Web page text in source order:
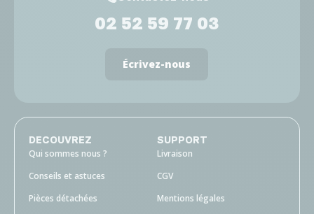
02 52 59 77 03
Écrivez-nous
DECOUVREZ
Qui sommes nous ?
Conseils et astuces
Pièces détachées
SUPPORT
Livraison
CGV
Mentions légales